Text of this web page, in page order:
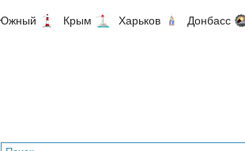
Крым Харьков Донбасс